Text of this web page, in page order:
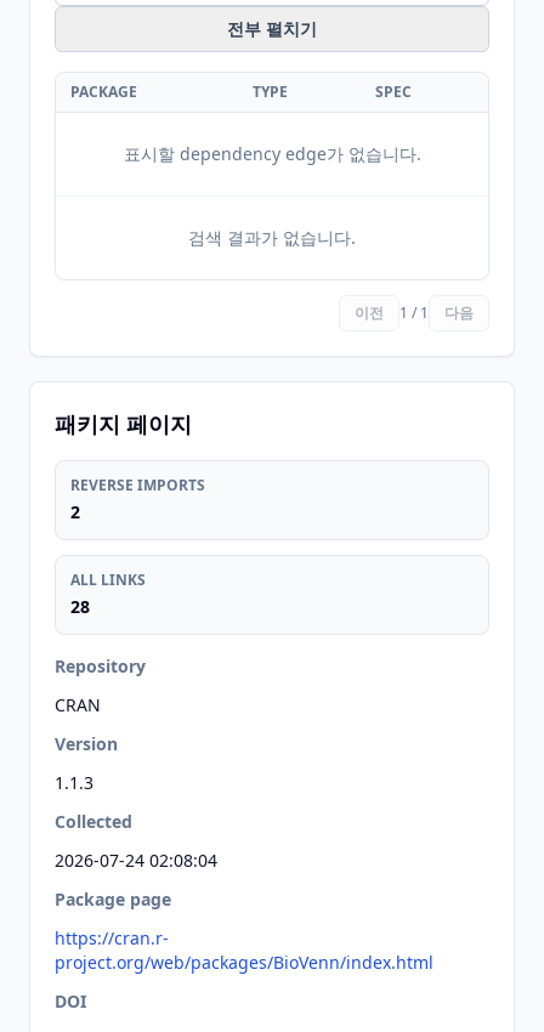
전부 펼치기
PACKAGE TYPE SPEC
표시할 dependency edge가 없습니다.
검색 결과가 없습니다.
이전 1 / 1 다음
패키지 페이지
REVERSE IMPORTS
2
ALL LINKS
28
Repository
CRAN
Version
1.1.3
Collected
2026-07-24 02:08:04
Package page
https://cran.r-
project.org/web/packages/BioVenn/index.html
DOI